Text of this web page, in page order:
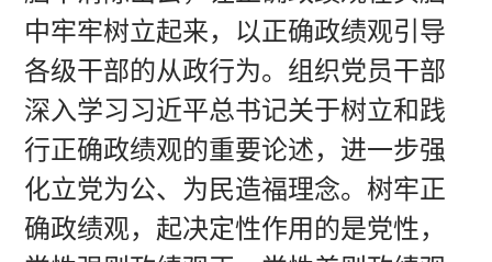
中牢牢树立起来，以正确政绩观引导
各级干部的从政行为。组织党员干部
深入学习习近平总书记关于树立和践
行正确政绩观的重要论述，进一步强
化立党为公、为民造福理念。树牢正
确政绩观，起决定性作用的是党性，